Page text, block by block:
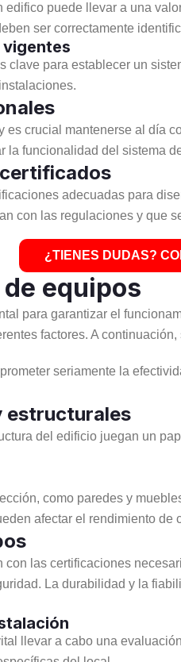
puede llevar a una
ser correctamente
para establecer un
es crucial mantenerse al día
la funcionalidad del sistema
adecuadas para
con las regulaciones y que
¿TIENES DUDAS?
equipos
para garantizar el
factores. A
seriamente la
estructurales
del edificio juegan un
como paredes y
afectar el rendimiento de
las certificaciones
La durabilidad y la
llevar a cabo una